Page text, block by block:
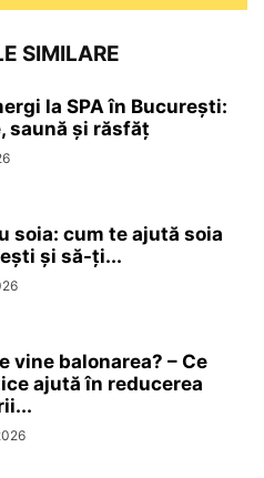
SIMILARE
la SPA în București:
saună și răsfăț
soia: cum te ajută soia
și să-ți...
vine balonarea? – Ce
ajută în reducerea